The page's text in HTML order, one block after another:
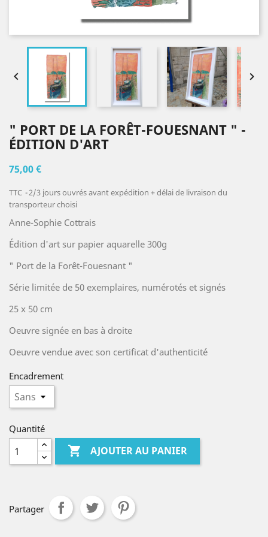
 
" PORT DE LA FORÊT-FOUESNANT " -
ÉDITION D'ART
75,00 €
TTC
2/3 jours ouvrés avant expédition + délai de livraison du
transporteur choisi
Anne-Sophie Cottrais
Édition d'art sur papier aquarelle 300g
" Port de la Forêt-Fouesnant "
Série limitée de 50 exemplaires, numérotés et signés
25 x 50 cm
Oeuvre signée en bas à droite
Oeuvre vendue avec son certificat d'authenticité
Encadrement
Quantité
 AJOUTER AU PANIER
Partager